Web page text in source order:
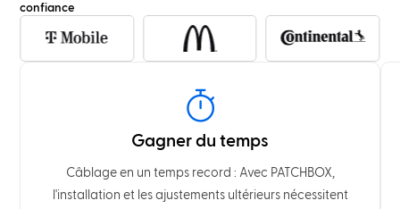
confiance
Gagner du temps
Câblage en un temps record : Avec PATCHBOX,
l'installation et les ajustements ultérieurs nécessitent